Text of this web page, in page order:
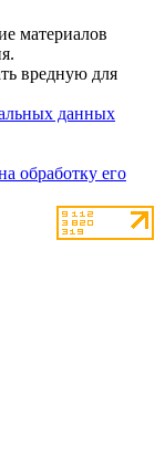
материалов
вредную для
данных
обработку его